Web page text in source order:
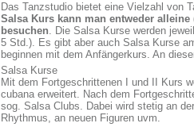
Das Tanzstudio bietet eine Vielzahl von
Salsa Kurs kann man entweder
besuchen. Die Salsa Kurse werden
5 Std.). Es gibt aber auch Salsa Kurse
beginnen mit dem Anfängerkurs. An
Salsa Kurse
Mit dem Fortgeschrittenen I und II Kurs
cubana erweitert. Nach dem
sog. Salsa Clubs. Dabei wird stetig an
Rhythmus, an neuen Figuren uvm.